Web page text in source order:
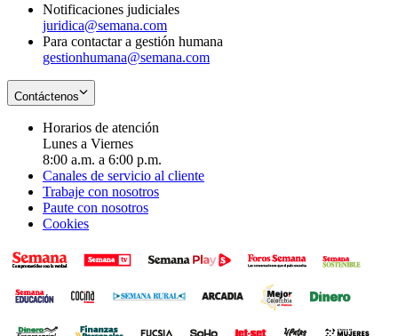
Notificaciones judiciales
juridica@semana.com
Para contactar a gestión humana
gestionhumana@semana.com
Contáctenos
Horarios de atención
Lunes a Viernes
8:00 a.m. a 6:00 p.m.
Canales de servicio al cliente
Trabaje con nosotros
Paute con nosotros
Cookies